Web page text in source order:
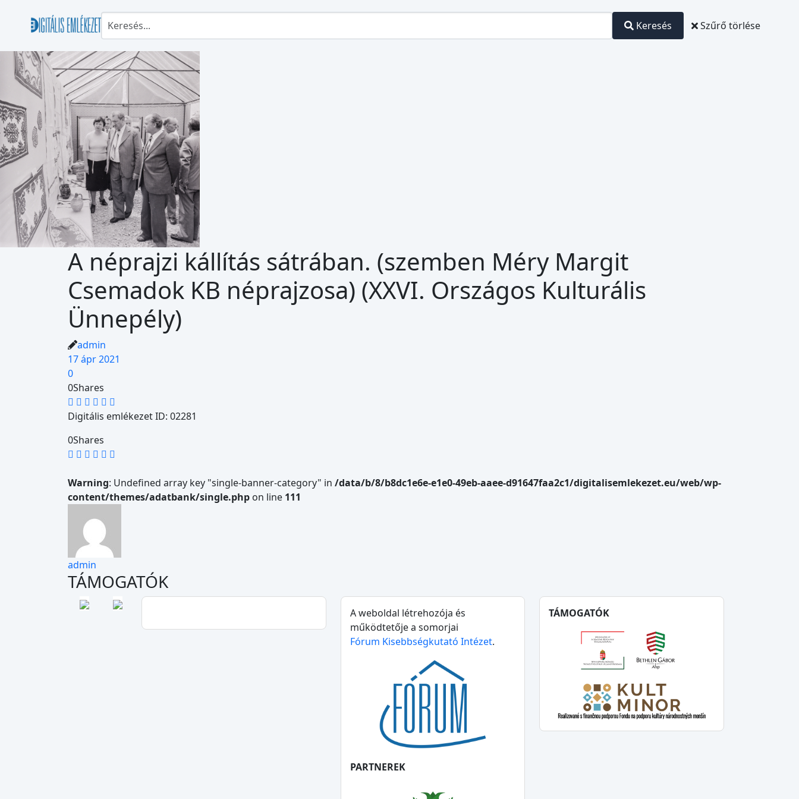
Keresés Szűrő törlése
A néprajzi kállítás sátrában. (szemben Méry Margit
Csemadok KB néprajzosa) (XXVI. Országos Kulturális
Ünnepély)
admin
17 ápr 2021
0
0Shares
Digitális emlékezet ID: 02281
0Shares
Warning: Undefined array key "single-banner-category" in /data/b/8/b8dc1e6e-e1e0-49eb-aaee-d91647faa2c1/digitalisemlekezet.eu/web/wp-
content/themes/adatbank/single.php on line 111
admin
TÁMOGATÓK
A weboldal létrehozója és
működtetője a somorjai
Fórum Kisebbségkutató Intézet.
PARTNEREK
TÁMOGATÓK